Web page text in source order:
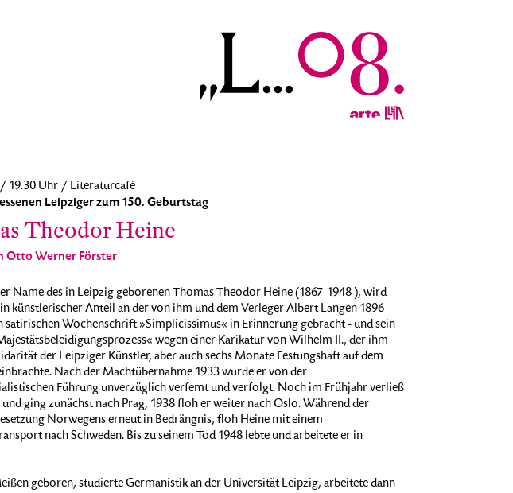
/ 19.30 Uhr / Literaturcafé
Leipziger zum 150. Geburtstag
Theodor Heine
Otto Werner Förster
Name des in Leipzig geborenen Thomas Theodor Heine (1867-1948 ), wird
künstlerischer Anteil an der von ihm und dem Verleger Albert Langen 1896
satirischen Wochenschrift »Simplicissimus« in Erinnerung gebracht - und sein
wegen einer Karikatur von Wilhelm II., der ihm
der Leipziger Künstler, aber auch sechs Monate Festungshaft auf dem
Nach der Machtübernahme 1933 wurde er von der
Führung unverzüglich verfemt und verfolgt. Noch im Frühjahr verließ
ging zunächst nach Prag, 1938 floh er weiter nach Oslo. Während der
Norwegens erneut in Bedrängnis, floh Heine mit einem
nach Schweden. Bis zu seinem Tod 1948 lebte und arbeitete er in
geboren, studierte Germanistik an der Universität Leipzig, arbeitete dann